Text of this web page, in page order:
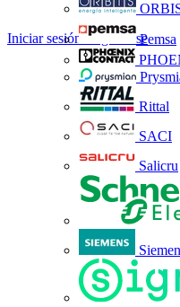
Pemsa
Rittal
SACI
Salicru
Iniciar sesiónRegistrarse